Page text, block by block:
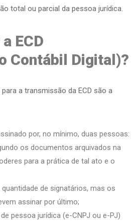
total ou parcial da pessoa jurídica.
ECD
Contábil Digital)?
a transmissão da ECD são a
por, no mínimo, duas pessoas:
os documentos arquivados na
para a prática de tal ato e o
de signatários, mas os
assinar por último;
pessoa jurídica (e-CNPJ ou e-PJ)